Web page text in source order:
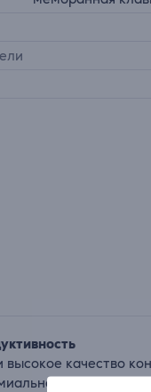
высокое качество
ноутбука.